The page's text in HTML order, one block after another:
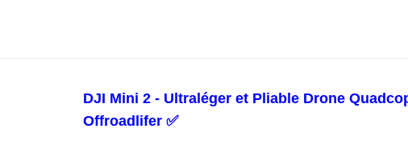
DJI Mini 2 - Ultraléger et Pliable Drone
Offroadlifer ✅